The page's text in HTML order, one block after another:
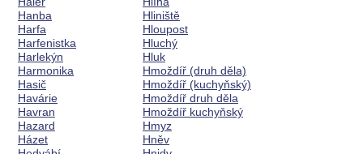
Hanba
Harfa
Harfenistka
Harlekýn
Harmonika
Hasič
Havárie
Havran
Hazard
Házet
Hliniště
Hloupost
Hluchý
Hluk
Hmoždíř (druh děla)
Hmoždíř (kuchyňský)
Hmoždíř druh děla
Hmoždíř kuchyňský
Hmyz
Hněv